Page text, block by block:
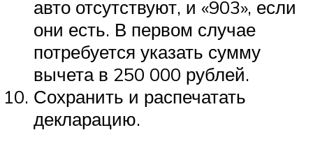
авто отсутствуют, и «903», если
они есть. В первом случае
потребуется указать сумму
вычета в 250 000 рублей.
Сохранить и распечатать
декларацию.